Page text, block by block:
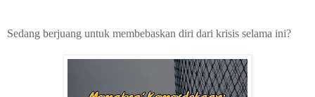
Sedang berjuang untuk membebaskan diri dari krisis selama ini?